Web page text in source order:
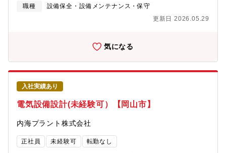
部工事グループ6名（70代1名、60代1名、40代2名、30代2名、
職種
設備保全・設備メンテナンス・保守
更新日 2026.05.29
気になる
入社実績あり
電気設備設計(未経験可）【岡山市】
内海プラント株式会社
正社員 未経験可 転勤なし